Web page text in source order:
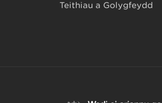
Teithiau a Golygfeydd